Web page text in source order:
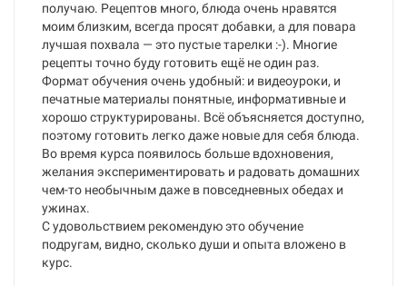
получаю. Рецептов много, блюда очень нравятся
моим близким, всегда просят добавки, а для повара
лучшая похвала — это пустые тарелки :-). Многие
рецепты точно буду готовить ещё не один раз.
Формат обучения очень удобный: и видеоуроки, и
печатные материалы понятные, информативные и
хорошо структурированы. Всё объясняется доступно,
поэтому готовить легко даже новые для себя блюда.
Во время курса появилось больше вдохновения,
желания экспериментировать и радовать домашних
чем-то необычным даже в повседневных обедах и
ужинах.
С удовольствием рекомендую это обучение
подругам, видно, сколько души и опыта вложено в
курс.